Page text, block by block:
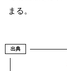
まる。
出典